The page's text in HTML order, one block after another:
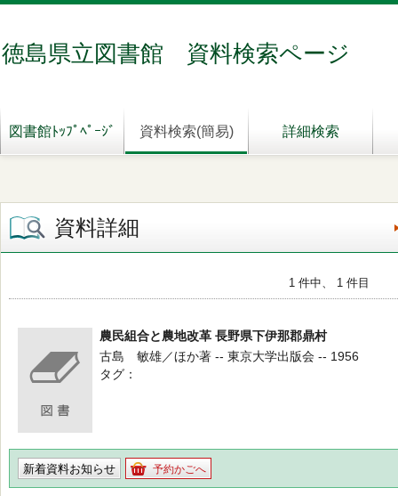
徳島県立図書館 資料検索ページ
図書館ﾄｯﾌﾟﾍﾟｰｼﾞ 資料検索(簡易) 詳細検索
資料詳細
1 件中、 1 件目
農民組合と農地改革 長野県下伊那郡鼎村
古島 敏雄／ほか著 -- 東京大学出版会 -- 1956
タグ
新着資料お知らせ 予約かごへ